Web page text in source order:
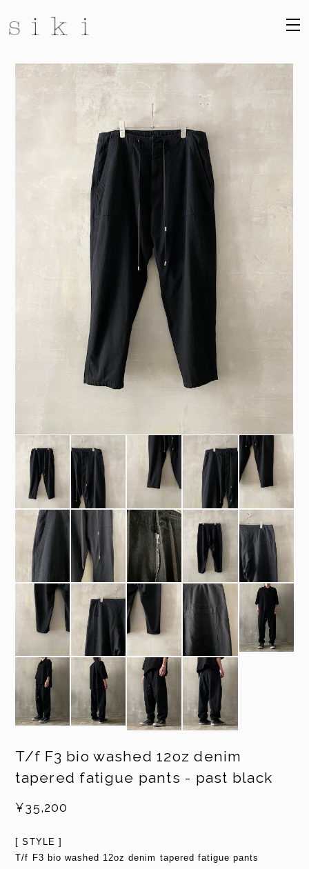
T/f F3 bio washed 12oz denim
tapered fatigue pants - past black
¥35,200
[ STYLE ]
T/f F3 bio washed 12oz denim tapered fatigue pants